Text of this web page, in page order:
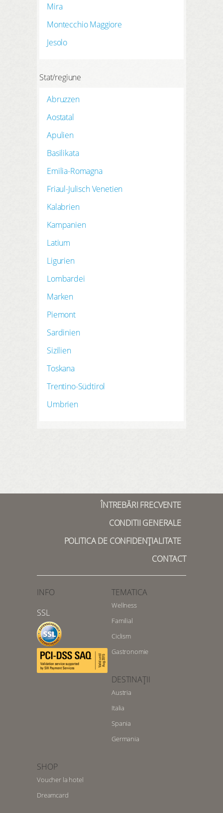
Mira
Montecchio Maggiore
Jesolo
Stat/regiune
Abruzzen
Aostatal
Apulien
Basilikata
Emilia-Romagna
Friaul-Julisch Venetien
Kalabrien
Kampanien
Latium
Ligurien
Lombardei
Marken
Piemont
Sardinien
Sizilien
Toskana
Trentino-Südtirol
Umbrien
ÎNTREBĂRI FRECVENTE
CONDITII GENERALE
POLITICA DE CONFIDENȚIALITATE
CONTACT
INFO
SSL
TEMATICA
Wellness
Familial
Ciclism
Gastronomie
DESTINAȚII
Austria
Italia
Spania
Germania
SHOP
Voucher la hotel
Dreamcard